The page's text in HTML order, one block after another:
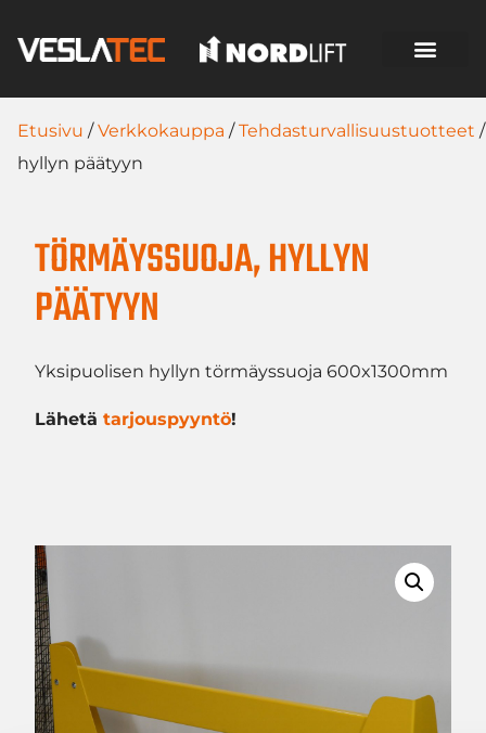
Etusivu /Verkkokauppa /Tehdasturvallisuustuotteet
hyllyn päätyyn
TÖRMÄYSSUOJA, HYLLYN
PÄÄTYYN
Yksipuolisen hyllyn törmäyssuoja 600x1300mm
Lähetä tarjouspyyntö!